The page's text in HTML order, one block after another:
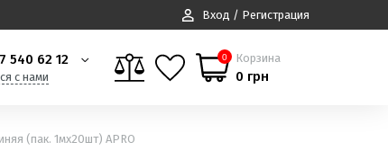
Вход / Регистрация
540 62 12
с нами
0 Корзина
0 грн
(пак. 1мx20шт) APRO